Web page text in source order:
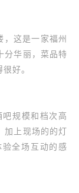
这是一家福州
分华丽，菜品特
好。
规模和档次高
加上现场的的灯
全场互动的感